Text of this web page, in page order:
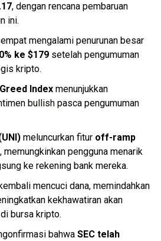
, dengan rencana pembaruan
ini.
mengalami penurunan besar
ke $179 setelah pengumuman
kripto.
Index menunjukkan
bullish pasca pengumuman
meluncurkan fitur off-ramp
, memungkinkan pengguna menarik
ke rekening bank mereka.
mencuci dana, memindahkan
kekhawatiran akan
bursa kripto.
bahwa SEC telah